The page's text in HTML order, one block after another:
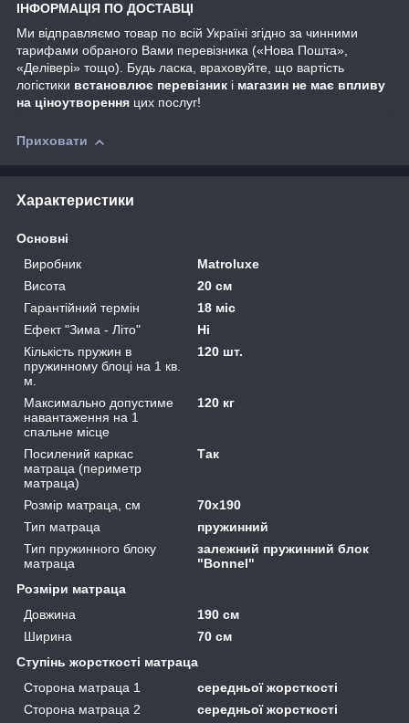
ІНФОРМАЦІЯ ПО ДОСТАВЦІ
Ми відправляємо товар по всій Україні згідно за чинними
тарифами обраного Вами перевізника («Нова Пошта»,
«Делівері» тощо). Будь ласка, враховуйте, що вартість
логістики встановлює перевізник і магазин не має впливу
на ціноутворення цих послуг!
Приховати
Характеристики
Основні
Виробник
Matroluxe
Висота
20 см
Гарантійний термін
18 міс
Ефект "Зима - Літо"
Ні
Кількість пружин в
пружинному блоці на 1 кв.
м.
120 шт.
Максимально допустиме
навантаження на 1
спальне місце
120 кг
Посилений каркас
матраца (периметр
матраца)
Так
Розмір матраца, см
70х190
Тип матраца
пружинний
Тип пружинного блоку
матраца
залежний пружинний блок
"Вonnel"
Розміри матраца
Довжина
190 см
Ширина
70 см
Ступінь жорсткості матраца
Сторона матраца 1
середньої жорсткості
Сторона матраца 2
середньої жорсткості